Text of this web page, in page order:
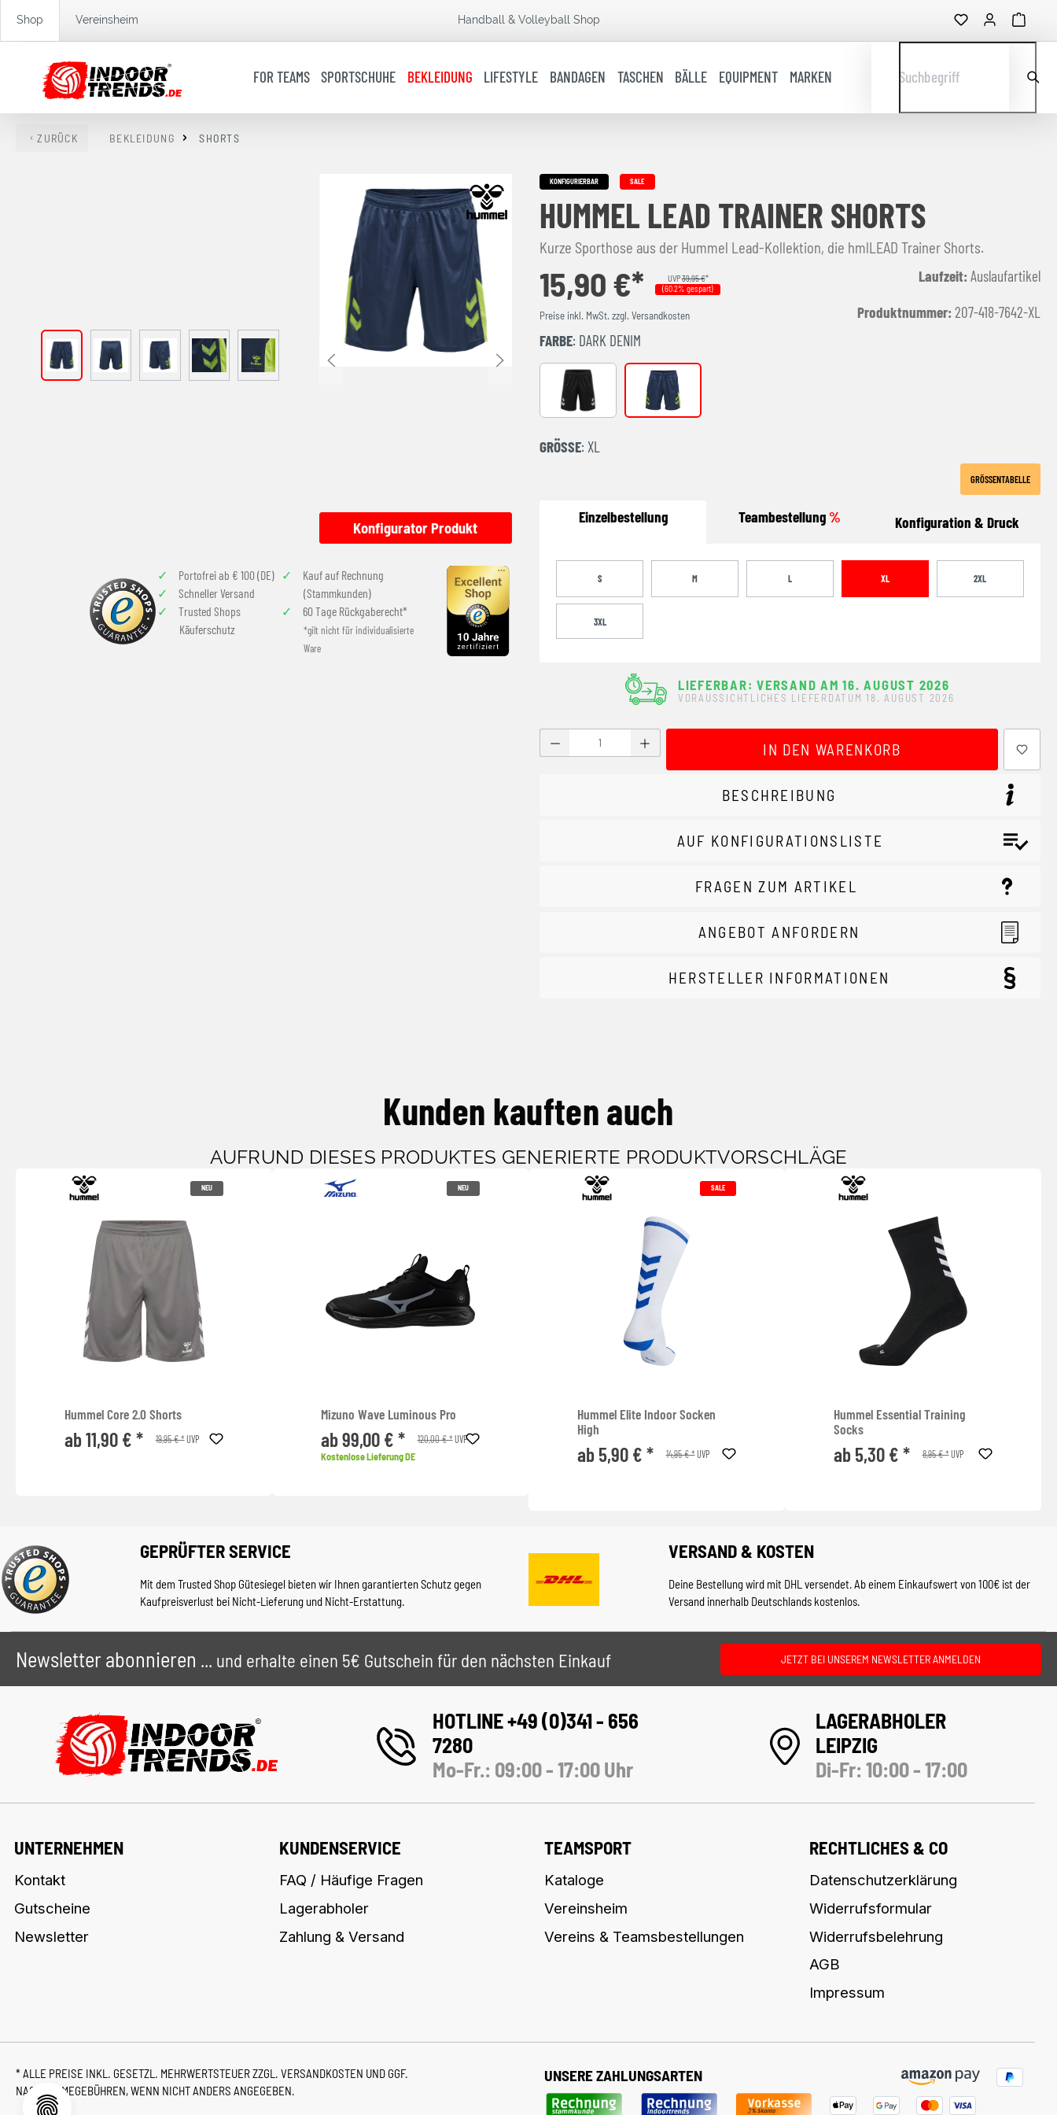
Zur Hauptnavigation springen
Shop Vereinsheim Handball & Volleyball Shop
FOR TEAMS SPORTSCHUHE BEKLEIDUNG LIFESTYLE BANDAGEN TASCHEN BÄLLE EQUIPMENT MARKEN Suchbegriff
ZURÜCK BEKLEIDUNG SHORTS
Konfigurator Produkt
Portofrei ab € 100 (DE)
Schneller Versand
Trusted Shops
Käuferschutz
Kauf auf Rechnung
(Stammkunden)
60 Tage Rückgaberecht*
*gilt nicht für individualisierte
Ware
KONFIGURIERBAR SALE
HUMMEL LEAD TRAINER SHORTS
Kurze Sporthose aus der Hummel Lead-Kollektion, die hmlLEAD Trainer Shorts.
15,90 €* UVP39,95 €*
(60.2% gespart)
Preise inkl. MwSt. zzgl. Versandkosten
Laufzeit: Auslaufartikel
Produktnummer: 207-418-7642-XL
FARBE: DARK DENIM
BLACK DARK DENIM
GRÖSSE : XL
GRÖSSENTABELLE
Einzelbestellung Teambestellung% Konfiguration & Druck
S M L XL 2XL
3XL
LIEFERBAR: VERSAND AM 16. AUGUST 2026
VORAUSSICHTLICHES LIEFERDATUM 18. AUGUST 2026
Produkt Anzahl: Gib den gewünschten Wert ein oder benutze die Schaltflächen
IN DEN WARENKORB
BESCHREIBUNG
AUF KONFIGURATIONSLISTE
FRAGEN ZUM ARTIKEL
ANGEBOT ANFORDERN
HERSTELLER INFORMATIONEN
Kunden kauften auch
AUFRUND DIESES PRODUKTES GENERIERTE PRODUKTVORSCHLÄGE
NEU
Hummel Core 2.0 Shorts
ab 11,90 € * 19,95 € *UVP
NEU
Mizuno Wave Luminous Pro
ab 99,00 € * 120,00 € *UVP
Kostenlose Lieferung DE
SALE
Hummel Elite Indoor Socken
High
ab 5,90 € * 14,95 € *UVP
Hummel Essential Training
Socks
ab 5,30 € * 8,95 € *UVP
GEPRÜFTER SERVICE
Mit dem Trusted Shop Gütesiegel bieten wir Ihnen garantierten Schutz gegen
Kaufpreisverlust bei Nicht-Lieferung und Nicht-Erstattung.
VERSAND & KOSTEN
Deine Bestellung wird mit DHL versendet. Ab einem Einkaufswert von 100€ ist der
Versand innerhalb Deutschlands kostenlos.
Newsletter abonnieren ... und erhalte einen 5€ Gutschein für den nächsten Einkauf JETZT BEI UNSEREM NEWSLETTER ANMELDEN
HOTLINE +49 (0)341 - 656
7280
Mo-Fr.: 09:00 - 17:00 Uhr
LAGERABHOLER
LEIPZIG
Di-Fr: 10:00 - 17:00
UNTERNEHMEN
Kontakt
Gutscheine
Newsletter
KUNDENSERVICE
FAQ / Häufige Fragen
Lagerabholer
Zahlung & Versand
TEAMSPORT
Kataloge
Vereinsheim
Vereins & Teamsbestellungen
RECHTLICHES & CO
Datenschutzerklärung
Widerrufsformular
Widerrufsbelehrung
AGB
Impressum
* ALLE PREISE INKL. GESETZL. MEHRWERTSTEUER ZZGL. VERSANDKOSTEN UND GGF.
NACHNAHMEGEBÜHREN, WENN NICHT ANDERS ANGEGEBEN.
UNSERE ZAHLUNGSARTEN